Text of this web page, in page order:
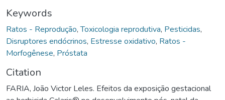
Keywords
Ratos - Reprodução,Toxicologia reprodutiva, Pesticidas,
Disruptores endócrinos, Estresse oxidativo, Ratos -
Morfogênese, Próstata
Citation
FARIA, João Victor Leles. Efeitos da exposição gestacional